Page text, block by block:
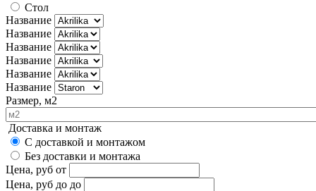
Стол
Название
Название
Название
Название
Название
Название
Размер, м2
Доставка и монтаж
С доставкой и монтажом
Без доставки и монтажа
Цена, руб от
Цена, руб до до